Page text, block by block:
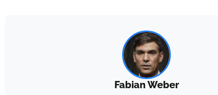
Fabian Weber